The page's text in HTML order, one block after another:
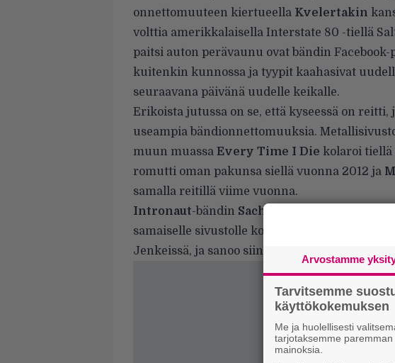
onnettomuuteen kiertueella Kvelertakin
volttia amerikkalaisella Interstate 80 -tiellä
paitsi auton perävaunu ovat bändin
kuitenkin kunnossa ja tyypit kaahasivat
seuraavana päivänä uudelle keikalle.
Erikoista jutussa on se, että kyseessä on
useampia bändionnettomuuksia.
muun muassa Every Time I Die kolaroi tiellä
romutti oman pakunsa siellä vuonna 2012 ja
samalla reitillä viime vuonna.
Intronaut-bändin Sacha Dunable
on itse
samaiselle sivustolle kolumnin
parhaimmista
Jenkeissä, ja sanoo siinä tästä nimenomaisesta
Arvostamme
Tarvitsemme
käyttökokemuksen
Me ja huolellisesti
tarjotaksemme
mainoksia.